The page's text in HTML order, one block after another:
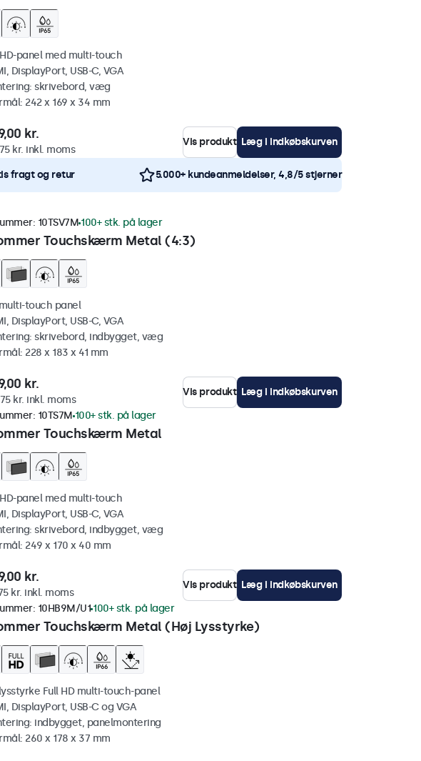
panel med multi-touch
DisplayPort, USB-C, VGA
skrivebord, væg
242 x 169 x 34 mm
kr.
kr. inkl. moms
Vis produkt Læg i indkøbskurven
fragt og retur 5.000+ kundeanmeldelser, 4,8/5 stjerner
Touchskærm Metal (4:3)
10TSV7M 100+ stk. på lager
touch panel
DisplayPort, USB-C, VGA
skrivebord, indbygget, væg
228 x 183 x 41 mm
kr.
kr. inkl. moms
Vis produkt Læg i indkøbskurven
Touchskærm Metal
10TS7M 100+ stk. på lager
panel med multi-touch
DisplayPort, USB-C, VGA
skrivebord, indbygget, væg
249 x 170 x 40 mm
kr.
kr. inkl. moms
Vis produkt Læg i indkøbskurven
Touchskærm Metal (Høj Lysstyrke)
10HB9M/U1 100+ stk. på lager
Full HD multi-touch-panel
DisplayPort, USB-C og VGA
indbygget, panelmontering
260 x 178 x 37 mm